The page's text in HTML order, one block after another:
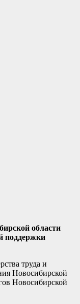
области
поддержки
труда и
Новосибирской
Новосибирской